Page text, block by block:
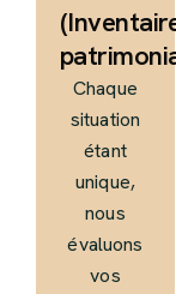
Chaque
situation
étant
unique,
nous
évaluons
vos